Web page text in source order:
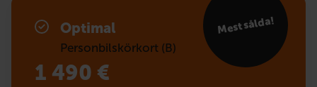
Optimal
Personbilskörkort (B)
Mest sålda!
1 490 €